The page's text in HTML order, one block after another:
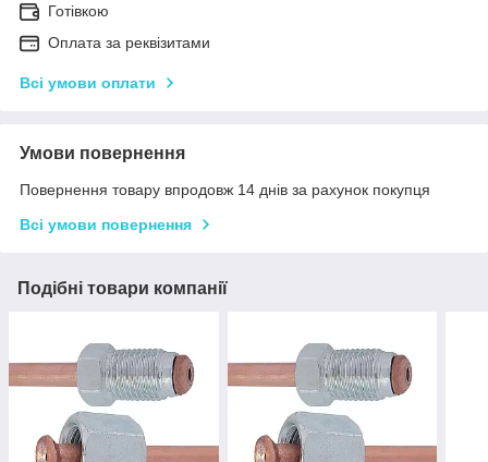
Готівкою
Оплата за реквізитами
Всі умови оплати
Умови повернення
Повернення товару впродовж 14 днів за рахунок покупця
Всі умови повернення
Подібні товари компанії